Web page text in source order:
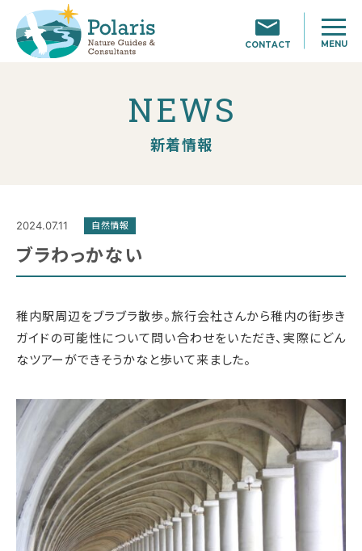
CONTACT MENU
NEWS
新着情報
2024.07.11 自然情報
ブラわっかない
稚内駅周辺をブラブラ散歩。旅行会社さんから稚内の街歩き
ガイドの可能性について問い合わせをいただき、実際にどん
なツアーができそうかなと歩いて来ました。